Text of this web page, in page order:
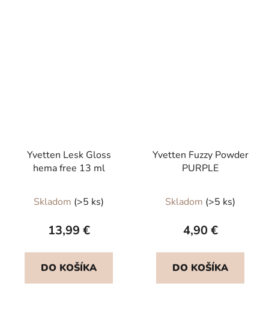
Yvetten Lesk Gloss
hema free 13 ml
hodnotenie
produktu
5,0
z
Skladom (>5 ks)
13,99 €
DO KOŠÍKA
Yvetten Fuzzy Powder
PURPLE
Skladom (>5 ks)
4,90 €
DO KOŠÍKA